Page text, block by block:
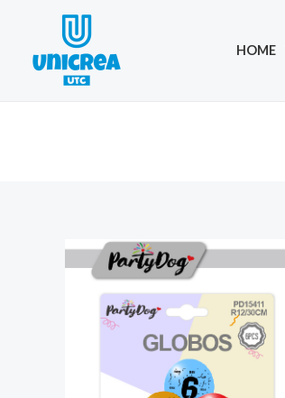
content
HOME